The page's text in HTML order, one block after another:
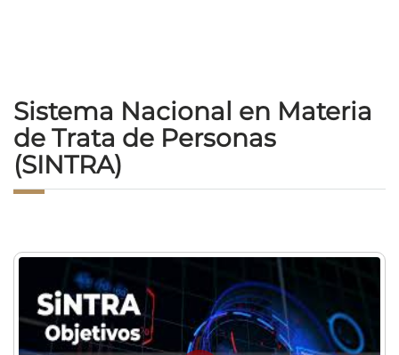
Sistema Nacional en Materia
de Trata de Personas
(SINTRA)